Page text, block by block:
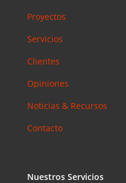
Proyectos
Servicios
Clientes
Opiniones
Noticias & Recursos
Contacto
Nuestros Servicios